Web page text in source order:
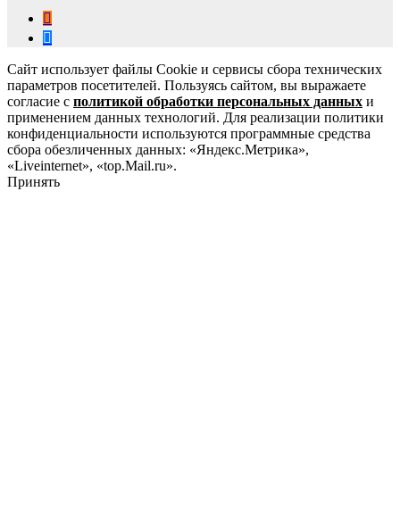
Сайт использует файлы Cookie и сервисы сбора технических
параметров посетителей. Пользуясь сайтом, вы выражаете
согласие с политикой обработки персональных данных и
применением данных технологий. Для реализации политики
конфиденциальности используются программные средства
сбора обезличенных данных: «Яндекс.Метрика»,
«Liveinternet», «top.Mail.ru».
Принять